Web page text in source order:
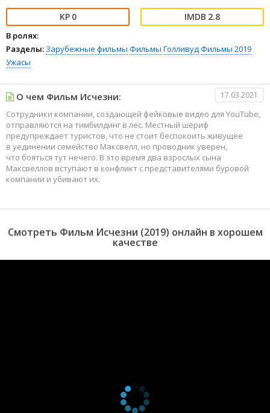
0 2.8
В ролях:
Разделы: Зарубежные фильмы Фильмы ГолливудФильмы 2019
Ужасы
О чем Фильм Исчезни: 17.03.2021
Сотрудники компании, создающей фейковые видео для YouTube,
отправляются на тимбилдинг в лес. Местный шериф
предупреждает туристов, что не стоит беспокоить живущее
в уединении семейство Максвелл, но проводник уверен,
что бояться тут нечего. В это время два взрослых сына
Максвеллов вступают в конфликт с представителями буровой
компании и убивают их.
Смотреть Фильм Исчезни (2019) онлайн в хорошем
качестве